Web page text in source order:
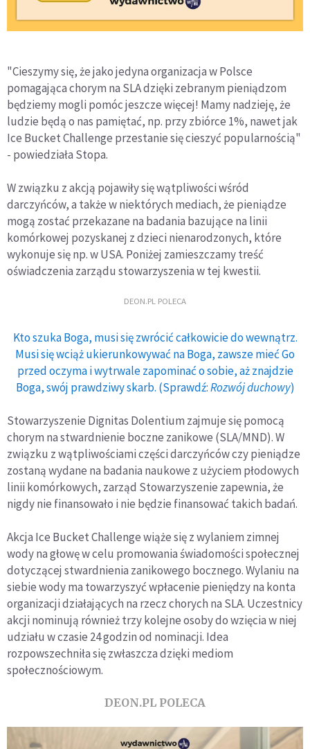
"Cieszymy się, że jako jedyna organizacja w Polsce
pomagająca chorym na SLA dzięki zebranym pieniądzom
będziemy mogli pomóc jeszcze więcej! Mamy nadzieję, że
ludzie będą o nas pamiętać, np. przy zbiórce 1%, nawet jak
Ice Bucket Challenge przestanie się cieszyć popularnością"
- powiedziała Stopa.
W związku z akcją pojawiły się wątpliwości wśród
darczyńców, a także w niektórych mediach, że pieniądze
mogą zostać przekazane na badania bazujące na linii
komórkowej pozyskanej z dzieci nienarodzonych, które
wykonuje się np. w USA. Poniżej zamieszczamy treść
oświadczenia zarządu stowarzyszenia w tej kwestii.
DEON.PL POLECA
Kto szuka Boga, musi się zwrócić całkowicie do wewnątrz.
Musi się wciąż ukierunkowywać na Boga, zawsze mieć Go
przed oczyma i wytrwale zapominać o sobie, aż znajdzie
Boga, swój prawdziwy skarb. (Sprawdź:Rozwój duchowy)
Stowarzyszenie Dignitas Dolentium zajmuje się pomocą
chorym na stwardnienie boczne zanikowe (SLA/MND). W
związku z wątpliwościami części darczyńców czy pieniądze
zostaną wydane na badania naukowe z użyciem płodowych
linii komórkowych, zarząd Stowarzyszenie zapewnia, że
nigdy nie finansowało i nie będzie finansować takich badań.
Akcja Ice Bucket Challenge wiąże się z wylaniem zimnej
wody na głowę w celu promowania świadomości społecznej
dotyczącej stwardnienia zanikowego bocznego. Wylaniu na
siebie wody ma towarzyszyć wpłacenie pieniędzy na konta
organizacji działających na rzecz chorych na SLA. Uczestnicy
akcji nominują również trzy kolejne osoby do wzięcia w niej
udziału w czasie 24 godzin od nominacji. Idea
rozpowszechniła się zwłaszcza dzięki mediom
społecznościowym.
DEON.PL POLECA